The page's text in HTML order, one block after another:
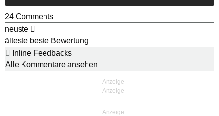
24 Comments
neuste
älteste beste Bewertung
Inline Feedbacks
Alle Kommentare ansehen
Anzeige